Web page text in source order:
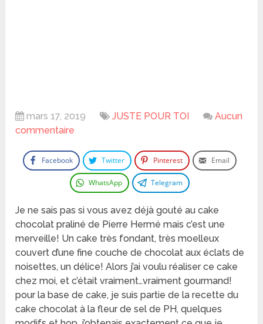
mars 17, 2019 JUSTE POUR TOI
Aucun
commentaire
Facebook Twitter Pinterest Email
WhatsApp Telegram
Je ne sais pas si vous avez déjà gouté au cake
chocolat praliné de Pierre Hermé mais c’est une
merveille! Un cake très fondant, très moelleux
couvert d’une fine couche de chocolat aux éclats de
noisettes, un délice! Alors j’ai voulu réaliser ce cake
chez moi, et c’était vraiment…vraiment gourmand!
pour la base de cake, je suis partie de la recette du
cake chocolat à la fleur de sel de PH, quelques